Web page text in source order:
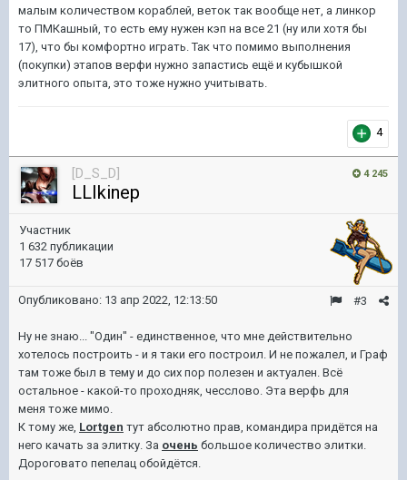
малым количеством кораблей, веток так вообще нет, а линкор
то ПМКашный, то есть ему нужен кэп на все 21 (ну или хотя бы
17), что бы комфортно играть. Так что помимо выполнения
(покупки) этапов верфи нужно запастись ещё и кубышкой
элитного опыта, это тоже нужно учитывать.
4
4 245
[D_S_D]
LLIkinep
Участник
1 632 публикации
17 517 боёв
#3
Опубликовано: 13 апр 2022, 12:13:50
Ну не знаю... "Один" - единственное, что мне действительно
хотелось построить - и я таки его построил. И не пожалел, и Граф
там тоже был в тему и до сих пор полезен и актуален. Всё
остальное - какой-то проходняк, чесслово. Эта верфь для
меня тоже мимо.
К тому же, Lortgen тут абсолютно прав, командира придётся на
него качать за элитку. За очень большое количество элитки.
Дороговато пепелац обойдётся.